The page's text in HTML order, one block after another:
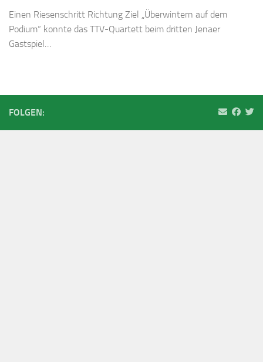
Einen Riesenschritt Richtung Ziel „Überwintern auf dem
Podium“ konnte das TTV-Quartett beim dritten Jenaer
Gastspiel…
FOLGEN: